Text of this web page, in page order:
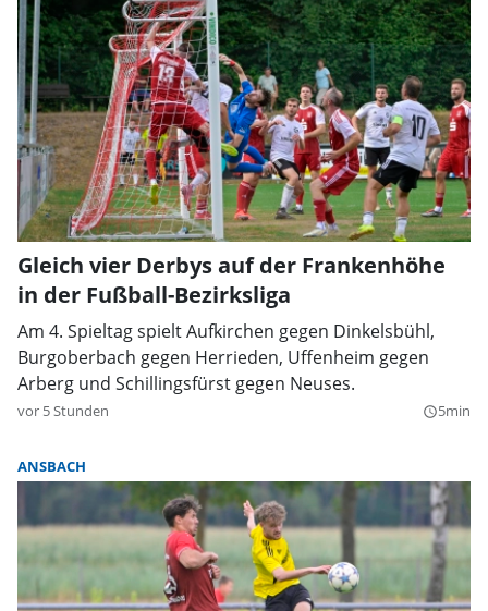
Gleich vier Derbys auf der Frankenhöhe
in der Fußball-Bezirksliga
Am 4. Spieltag spielt Aufkirchen gegen Dinkelsbühl,
Burgoberbach gegen Herrieden, Uffenheim gegen
Arberg und Schillingsfürst gegen Neuses.
vor 5 Stunden query_builder5min
ANSBACH